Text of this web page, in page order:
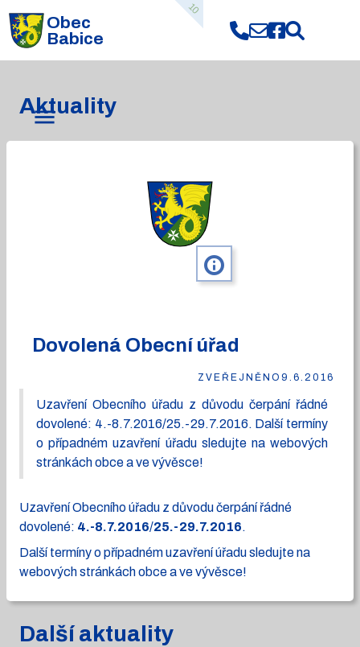
Obec
Babice
10
Aktuality
info
Dovolená Obecní úřad
ZVEŘEJNĚNO 9.6.2016
Uzavření Obecního úřadu z důvodu čerpání řádné
dovolené: 4.-8.7.2016/25.-29.7.2016. Další termíny
o případném uzavření úřadu sledujte na webových
stránkách obce a ve vývěsce!
Uzavření Obecního úřadu z důvodu čerpání řádné
dovolené: 4.-8.7.2016/25.-29.7.2016.
Další termíny o případném uzavření úřadu sledujte na
webových stránkách obce a ve vývěsce!
Další aktuality